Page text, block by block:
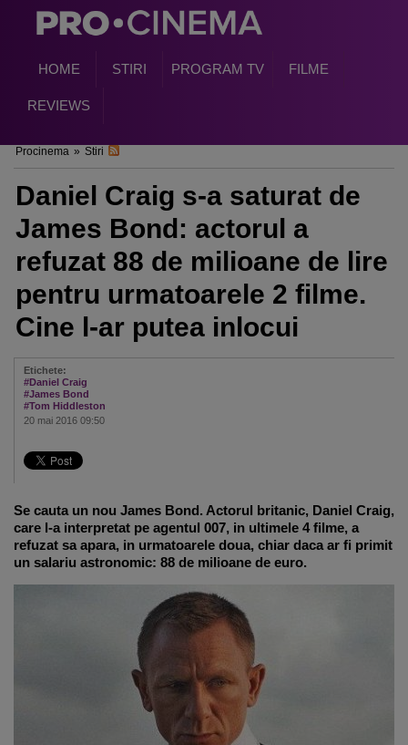
HOME STIRI PROGRAM TV FILME
REVIEWS
Procinema » Stiri
Daniel Craig s-a saturat de
James Bond: actorul a
refuzat 88 de milioane de lire
pentru urmatoarele 2 filme.
Cine l-ar putea inlocui
Etichete:
#Daniel Craig
#James Bond
#Tom Hiddleston
20 mai 2016 09:50
Se cauta un nou James Bond. Actorul britanic, Daniel Craig,
care l-a interpretat pe agentul 007, in ultimele 4 filme, a
refuzat sa apara, in urmatoarele doua, chiar daca ar fi primit
un salariu astronomic: 88 de milioane de euro.